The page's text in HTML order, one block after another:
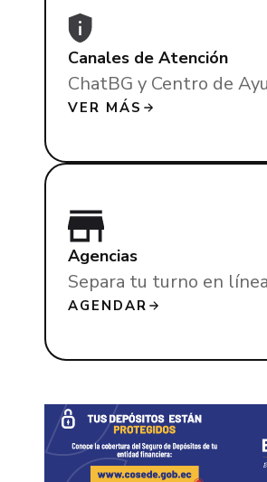
Canales de Atención
ChatBG y Centro de
VER MÁS
Agencias
Separa tu turno en línea
AGENDAR